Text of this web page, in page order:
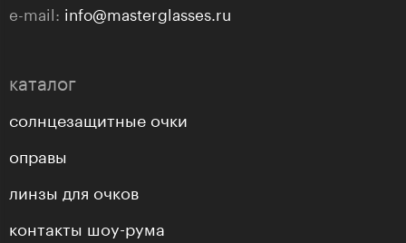
e-mail: info@masterglasses.ru
каталог
солнцезащитные очки
оправы
линзы для очков
контакты шоу-рума